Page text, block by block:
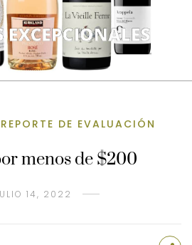
REPORTE DE EVALUACIÓN
menos de $200
14, 2022